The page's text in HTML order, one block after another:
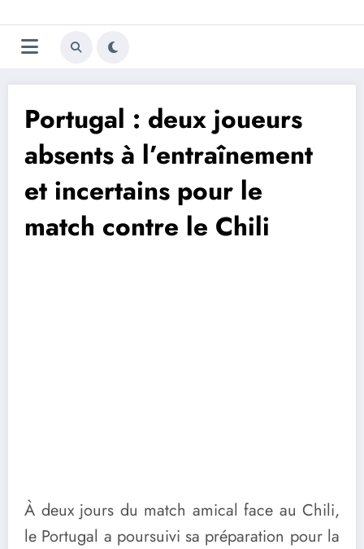
au
contenu
Trivela
L'actualité du football
Portugal : deux joueurs
absents à l’entraînement
et incertains pour le
match contre le Chili
À deux jours du match amical face au Chili,
le Portugal a poursuivi sa préparation pour la